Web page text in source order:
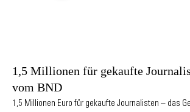
1,5 Millionen für gekaufte
vom BND
1,5 Millionen Euro für gekaufte Journalisten – das